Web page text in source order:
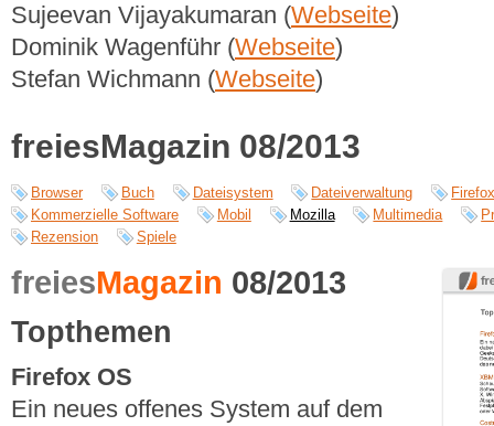
Sujeevan Vijayakumaran (Webseite)
Dominik Wagenführ (Webseite)
Stefan Wichmann (Webseite)
freiesMagazin 08/2013
Browser Buch Dateisystem Dateiverwaltung
Kommerzielle Software
Mobil Mozilla Multimedia
Rezension
Spiele
freiesMagazin 08/2013
Topthemen
Firefox OS
Ein neues offenes System auf dem